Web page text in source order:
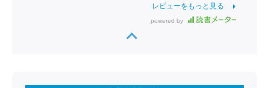
レビューをもっと見る
powered by